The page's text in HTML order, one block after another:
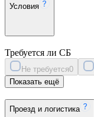
Условия
Требуется ли СБ
Не требуется0
Показать ещё
Проезд и логистика